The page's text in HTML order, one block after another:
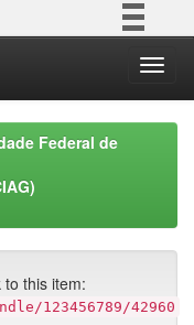
Participe
à informação
Legislação
Federal de
this item:
123456789/42960